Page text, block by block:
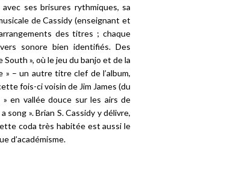
ses brisures rythmiques, sa
de Cassidy (enseignant et
des titres ; chaque
sonore bien identifiés. Des
», où le jeu du banjo et de la
» – un autre titre clef de l’album,
fois-ci voisin de Jim James (du
en vallée douce sur les airs de
». Brian S. Cassidy y délivre,
coda très habitée est aussi le
d’académisme.